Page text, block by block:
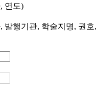
연도)
발행기관, 학술지명, 권